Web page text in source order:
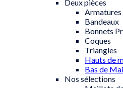
Deux pièces
Armatures
Bandeaux
Bonnets
Coques
Triangles
Hauts de
Bas de
Nos sélections